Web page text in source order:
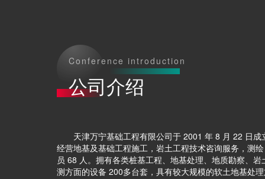
Conference introduction
公司介绍
天津万宁基础工程有限公司于 2001 年 8 月 22 日成
经营地基及基础工程施工，岩土工程技术咨询服务，测
员 68 人。拥有各类桩基工程、地基处理、地质勘察、
测方面的设备 200多台套，具有较大规模的软土地基处